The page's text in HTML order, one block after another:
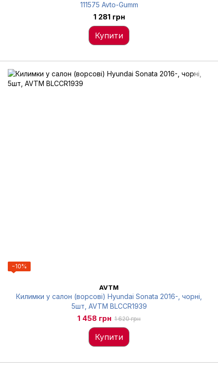
111575 Avto-Gumm
1 281 грн
Купити
−10%
AVTM
Килимки у салон (ворсові) Hyundai Sonata 2016-, чорні,
5шт, AVTM BLCCR1939
1 458 грн 1 620 грн
Купити